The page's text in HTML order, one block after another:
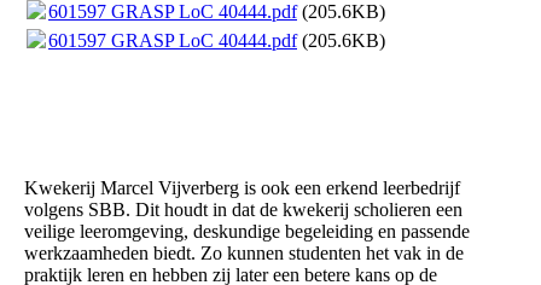
601597 GRASP LoC 40444.pdf(205.6KB)
601597 GRASP LoC 40444.pdf(205.6KB)
Kwekerij Marcel Vijverberg is ook een erkend leerbedrijf
volgens SBB. Dit houdt in dat de kwekerij scholieren een
veilige leeromgeving, deskundige begeleiding en passende
werkzaamheden biedt. Zo kunnen studenten het vak in de
praktijk leren en hebben zij later een betere kans op de